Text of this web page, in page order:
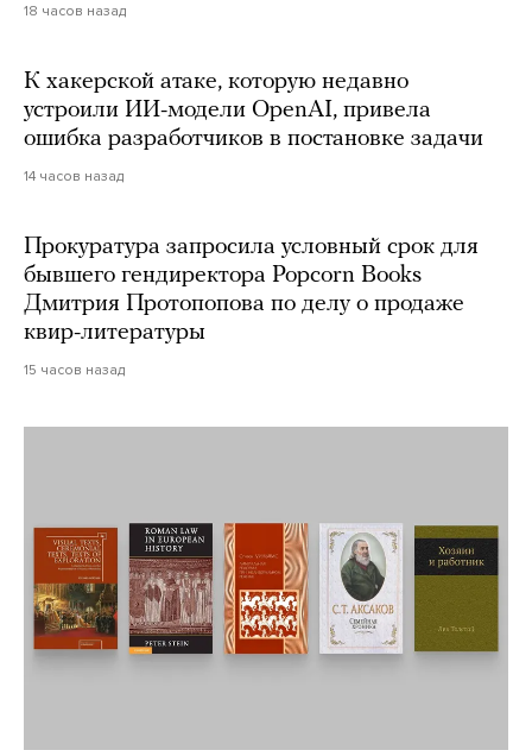
18 часов назад
К хакерской атаке, которую недавно
устроили ИИ-модели OpenAI, привела
ошибка разработчиков в постановке задачи
14 часов назад
Прокуратура запросила условный срок для
бывшего гендиректора Popcorn Books
Дмитрия Протопопова по делу о продаже
квир-литературы
15 часов назад